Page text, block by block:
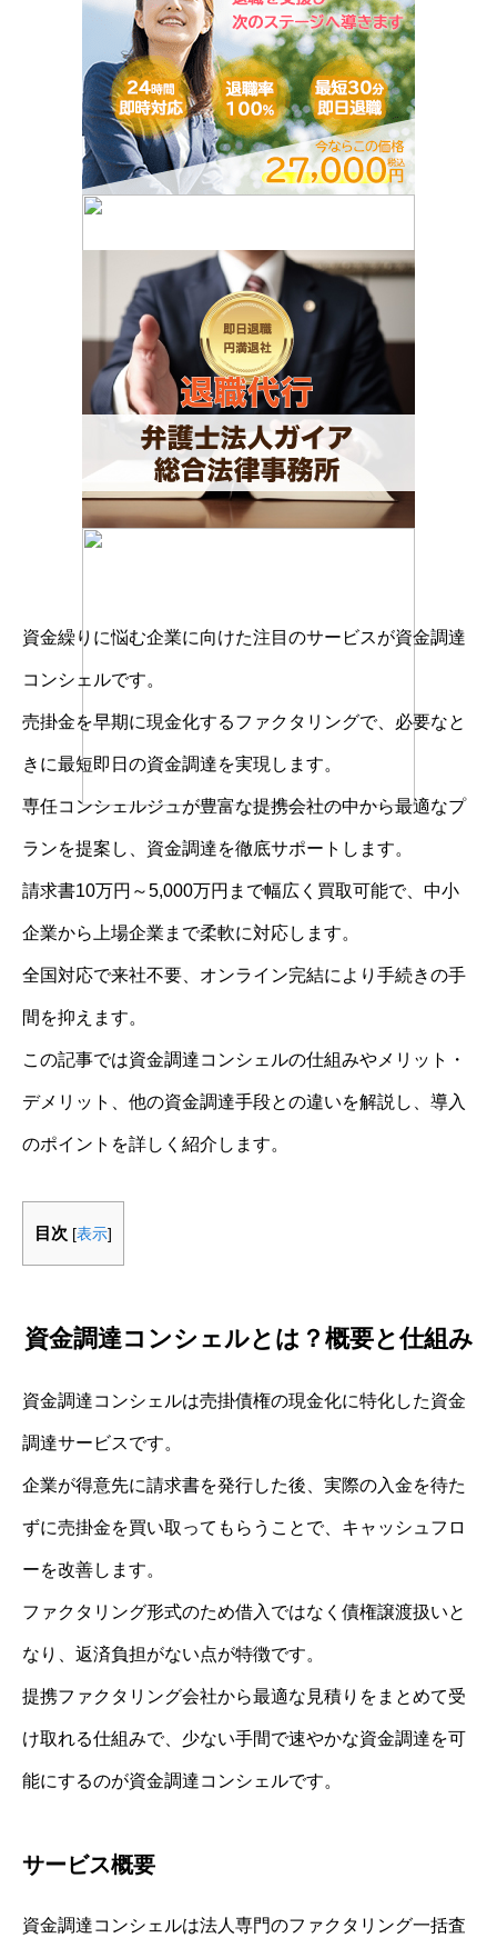
資金繰りに悩む企業に向けた注目のサービスが資金調達
コンシェルです。
売掛金を早期に現金化するファクタリングで、必要なと
きに最短即日の資金調達を実現します。
専任コンシェルジュが豊富な提携会社の中から最適なプ
ランを提案し、資金調達を徹底サポートします。
請求書10万円～5,000万円まで幅広く買取可能で、中小
企業から上場企業まで柔軟に対応します。
全国対応で来社不要、オンライン完結により手続きの手
間を抑えます。
この記事では資金調達コンシェルの仕組みやメリット・
デメリット、他の資金調達手段との違いを解説し、導入
のポイントを詳しく紹介します。
目次 [表示]
資金調達コンシェルとは？概要と仕組み
資金調達コンシェルは売掛債権の現金化に特化した資金
調達サービスです。
企業が得意先に請求書を発行した後、実際の入金を待た
ずに売掛金を買い取ってもらうことで、キャッシュフロ
ーを改善します。
ファクタリング形式のため借入ではなく債権譲渡扱いと
なり、返済負担がない点が特徴です。
提携ファクタリング会社から最適な見積りをまとめて受
け取れる仕組みで、少ない手間で速やかな資金調達を可
能にするのが資金調達コンシェルです。
サービス概要
資金調達コンシェルは法人専門のファクタリング一括査